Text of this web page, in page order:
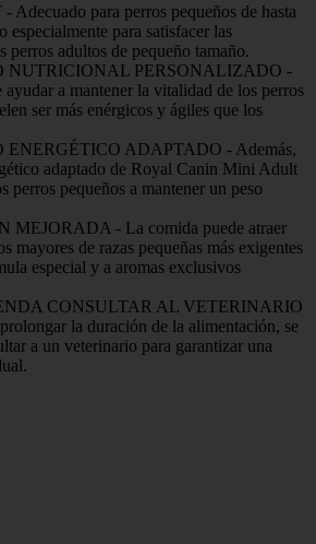
para perros pequeños de hasta
especialmente para satisfacer las
perros adultos de pequeño tamaño.
NUTRICIONAL PERSONALIZADO -
a mantener la vitalidad de los perros
ser más enérgicos y ágiles que los
ENERGÉTICO ADAPTADO - Además,
adaptado de Royal Canin Mini Adult
perros pequeños a mantener un peso
MEJORADA - La comida puede atraer
mayores de razas pequeñas más exigentes
especial y a aromas exclusivos
CONSULTAR AL VETERINARIO
la duración de la alimentación, se
a un veterinario para garantizar una